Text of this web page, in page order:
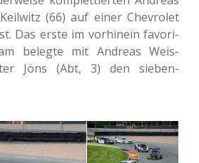
(66) auf einer Che­vro­let
Das erste im vor­hin­ein favo­ri­
beleg­te mit Andre­as Weis­
Jöns (Abt, 3) den sie­ben­